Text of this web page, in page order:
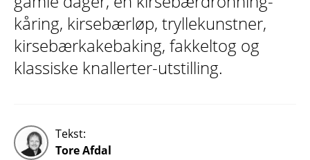
kåring, kirsebærløp, tryllekunstner,
kirsebærkakebaking, fakkeltog og
klassiske knallerter-utstilling.
Tekst:
Tore Afdal